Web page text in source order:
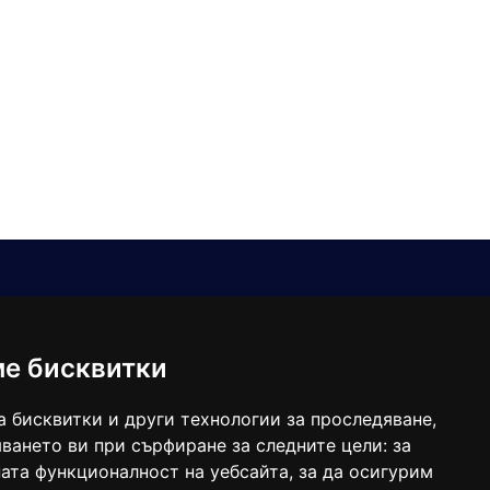
бисквитки
бисквитки и други технологии за проследяване,
ви при сърфиране за следните цели: за
функционалност на уебсайта, за да осигурим
balgarkanews@gmail.com